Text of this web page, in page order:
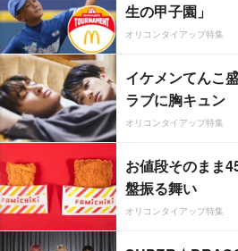
生の甲子園」
オリコンタイアップ特集
イケメンてんこ
ラブに胸キュン
オリコンタイアップ特集
お値段そのまま
盤振る舞い
オリコンタイアップ特集